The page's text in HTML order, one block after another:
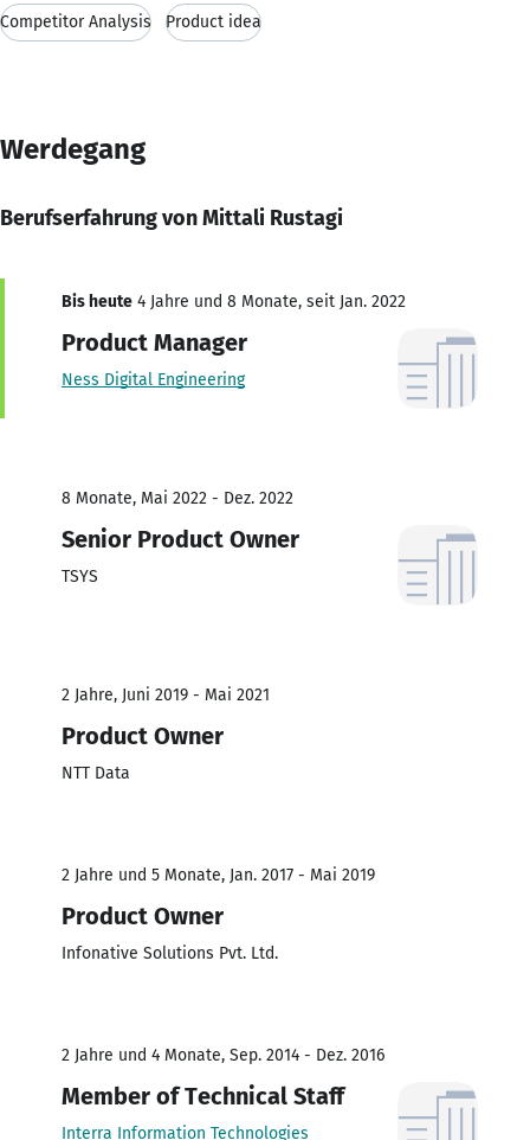
Competitor Analysis Product idea
Werdegang
Berufserfahrung von Mittali Rustagi
Bis heute 4 Jahre und 8 Monate, seit Jan. 2022
Product Manager
Ness Digital Engineering
8 Monate, Mai 2022 - Dez. 2022
Senior Product Owner
TSYS
2 Jahre, Juni 2019 - Mai 2021
Product Owner
NTT Data
2 Jahre und 5 Monate, Jan. 2017 - Mai 2019
Product Owner
Infonative Solutions Pvt. Ltd.
2 Jahre und 4 Monate, Sep. 2014 - Dez. 2016
Member of Technical Staff
Interra Information Technologies